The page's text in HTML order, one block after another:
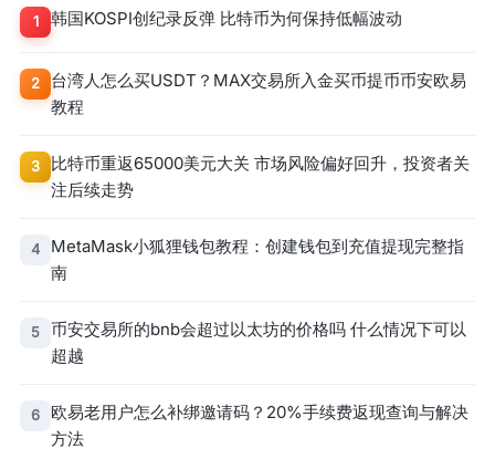
1 韩国KOSPI创纪录反弹 比特币为何保持低幅波动
2
台湾人怎么买USDT？MAX交易所入金买币提币币安欧易
教程
3
比特币重返65000美元大关 市场风险偏好回升，投资者关
注后续走势
4
MetaMask小狐狸钱包教程：创建钱包到充值提现完整指
南
5
币安交易所的bnb会超过以太坊的价格吗 什么情况下可以
超越
6
欧易老用户怎么补绑邀请码？20%手续费返现查询与解决
方法